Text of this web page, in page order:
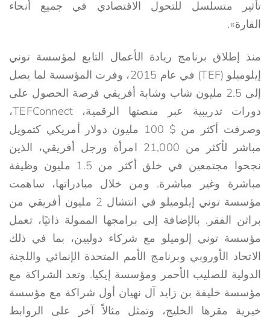
تأثير متسلسل للتحول الاقتصادي في جميع أنحاء
القارة».
منذ إطلاق برنامج ريادة الأعمال التابع لمؤسسة توني
إيلوميلو (TEF) في عام 2015، وفرت المؤسسة لما يصل
إلى 2.5 مليون شاب وشابة أفريقي فرصة الحصول على
دورات تدريبية عبر منصتها الرقمية، TEFConnect،
وصرفت أكثر من $ 100 مليون دولار أمريكي كتمويل
مباشر لأكثر من 21,000 امرأة ورجل أفريقي، الذين
نجحوا مجتمعين في خلق أكثر من 1.5 مليون وظيفة
مباشرة وغير مباشرة. ومن خلال مبادراتها، ساهمت
مؤسسة توني إيلوميلو في انتشال 2 مليون أفريقي من
براثن الفقر. بالإضافة إلى برامجها الممولة ذاتيًا، تعمل
مؤسسة توني إلوميلو مع شركاء دوليين، بما في ذلك
الاتحاد الأوروبي وبرنامج الأمم المتحدة الإنمائي واللجنة
الدولية للصليب الأحمر ومؤسسة إيكيا. وتعد الشراكة مع
مؤسسة خليفة بن زايد آل نهيان أول شراكة مع مؤسسة
خيرية مقرها الخليج، وتمثل مثالاً آخر على الروابط